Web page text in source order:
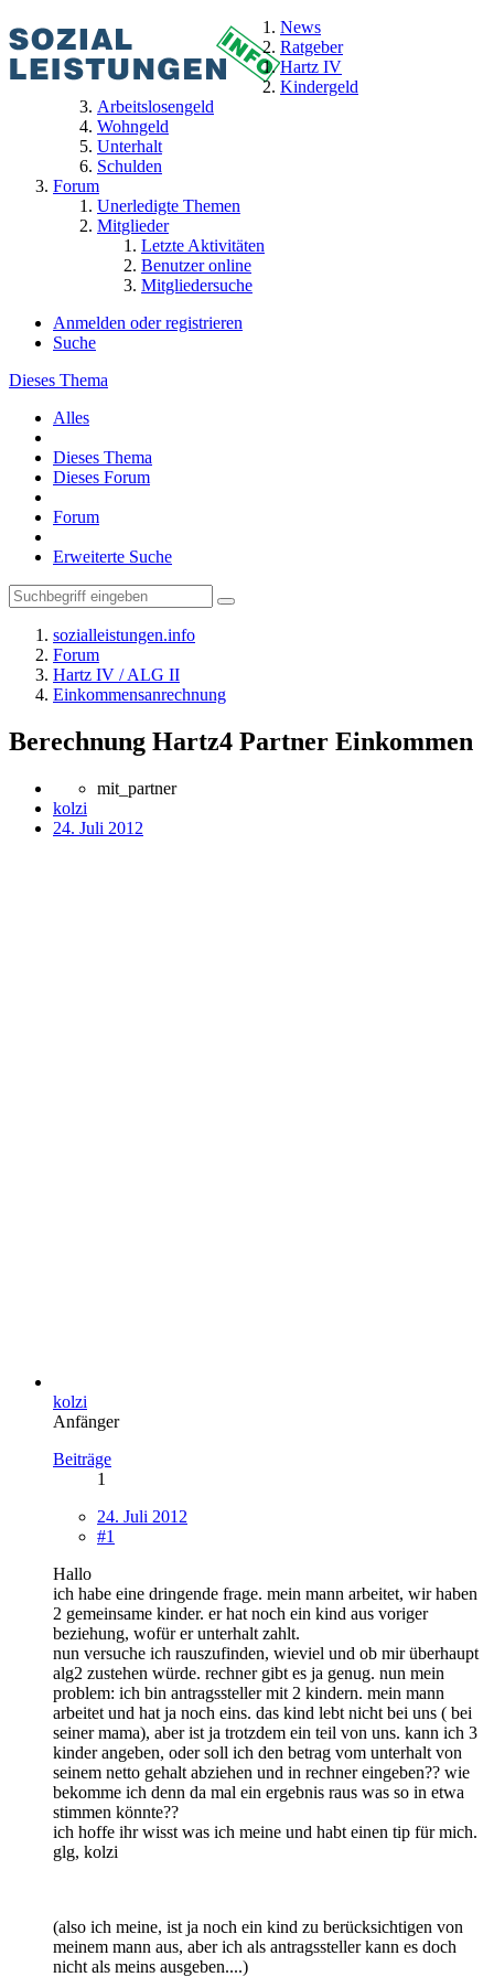
News
Ratgeber
Hartz IV
Kindergeld
Arbeitslosengeld
Wohngeld
Unterhalt
Schulden
Forum
Unerledigte Themen
Mitglieder
Letzte Aktivitäten
Benutzer online
Mitgliedersuche
Anmelden oder registrieren
Suche
Dieses Thema
Alles
Dieses Thema
Dieses Forum
Forum
Erweiterte Suche
sozialleistungen.info
Forum
Hartz IV / ALG II
Einkommensanrechnung
Berechnung Hartz4 Partner Einkommen
mit_partner
kolzi
24. Juli 2012
kolzi
Anfänger
Beiträge
1
24. Juli 2012
#1
Hallo
ich habe eine dringende frage. mein mann arbeitet, wir haben
2 gemeinsame kinder. er hat noch ein kind aus voriger
beziehung, wofür er unterhalt zahlt.
nun versuche ich rauszufinden, wieviel und ob mir überhaupt
alg2 zustehen würde. rechner gibt es ja genug. nun mein
problem: ich bin antragssteller mit 2 kindern. mein mann
arbeitet und hat ja noch eins. das kind lebt nicht bei uns ( bei
seiner mama), aber ist ja trotzdem ein teil von uns. kann ich 3
kinder angeben, oder soll ich den betrag vom unterhalt von
seinem netto gehalt abziehen und in rechner eingeben?? wie
bekomme ich denn da mal ein ergebnis raus was so in etwa
stimmen könnte??
ich hoffe ihr wisst was ich meine und habt einen tip für mich.
glg, kolzi
(also ich meine, ist ja noch ein kind zu berücksichtigen von
meinem mann aus, aber ich als antragssteller kann es doch
nicht als meins ausgeben....)